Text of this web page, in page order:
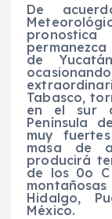
De
de
Tabasco,
en el sur
Península
muy
masa de
producirá
de los 0o
Hidalgo,
México.